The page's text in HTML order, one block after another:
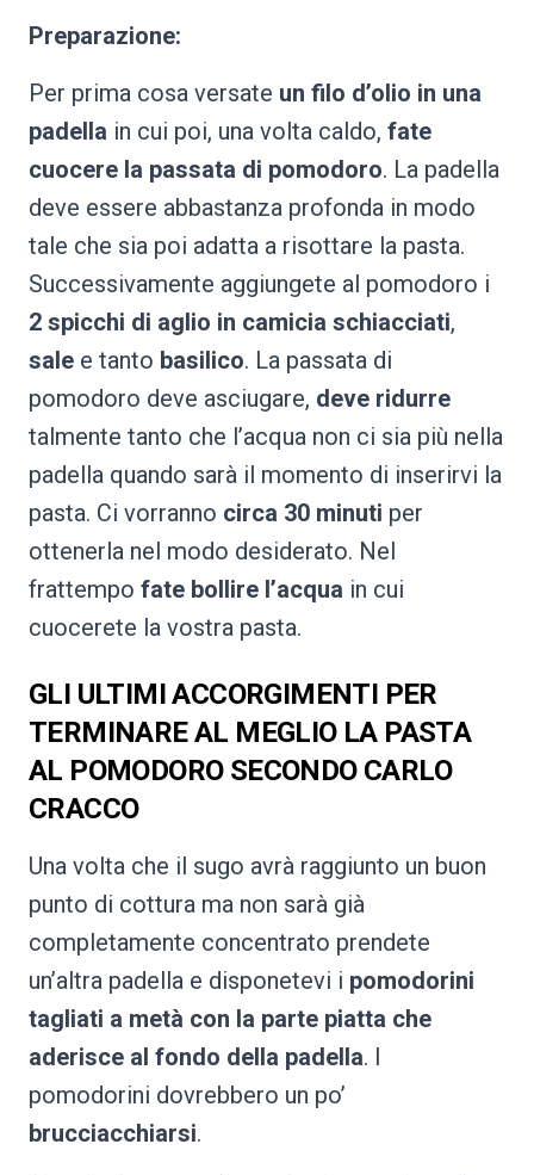
Preparazione:
Per prima cosa versate un filo d’olio in una
padella in cui poi, una volta caldo, fate
cuocere la passata di pomodoro. La padella
deve essere abbastanza profonda in modo
tale che sia poi adatta a risottare la pasta.
Successivamente aggiungete al pomodoro i
2 spicchi di aglio in camicia schiacciati,
sale e tanto basilico. La passata di
pomodoro deve asciugare, deve ridurre
talmente tanto che l’acqua non ci sia più nella
padella quando sarà il momento di inserirvi la
pasta. Ci vorranno circa 30 minuti per
ottenerla nel modo desiderato. Nel
frattempo fate bollire l’acqua in cui
cuocerete la vostra pasta.
GLI ULTIMI ACCORGIMENTI PER
TERMINARE AL MEGLIO LA PASTA
AL POMODORO SECONDO CARLO
CRACCO
Una volta che il sugo avrà raggiunto un buon
punto di cottura ma non sarà già
completamente concentrato prendete
un’altra padella e disponetevi i pomodorini
tagliati a metà con la parte piatta che
aderisce al fondo della padella. I
pomodorini dovrebbero un po’
brucciacchiarsi.